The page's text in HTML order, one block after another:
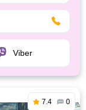
Viber
7.4 0